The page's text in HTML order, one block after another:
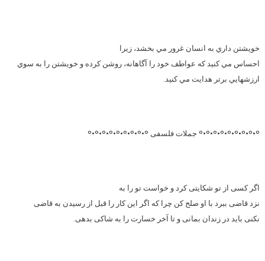
خويشتن داري به انسان غرور مي بخشد، زيرا
احساس مي كنيد كه عواطف خود را آگاهانه، روشن كرده و خويشتن را به سوي
ارزشهايي برتر هدايت مي كنيد.
°•°•°•°•°•°•°•°•° جملات فلسفی °•°•°•°•°•°•°•°•°
اگر کسی از تو شکایتی کرد و خواست تو را به
نزد قاضی ببرد با او صلح کن چرا که اگر این کار را قبل از رسیدن به قاضی
نکنی باید در زندان بمانی و تا آخر خسارت را به شاکی بدهی.